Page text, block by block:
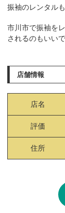
振袖のレンタル
市川市で振袖を
されるのもいいで
店舗情報
店名
評価
住所